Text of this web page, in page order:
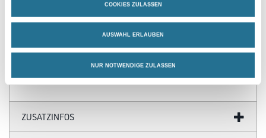
COOKIES ZULASSEN
AUSWAHL ERLAUBEN
NUR NOTWENDIGE ZULASSEN
- Polyethylen-Folie
- Gefaltet auf 1 m
ZUSATZINFOS